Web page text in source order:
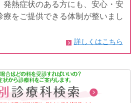
発熱症状のある方にも、安心・安
をご提供できる体制が整いまし
詳しくはこちら